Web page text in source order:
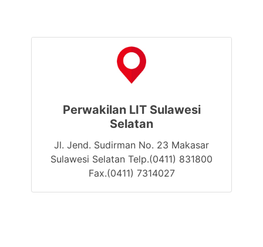
Perwakilan LIT Sulawesi
Selatan
Jl. Jend. Sudirman No. 23 Makasar
Sulawesi Selatan Telp.(0411) 831800
Fax.(0411) 7314027